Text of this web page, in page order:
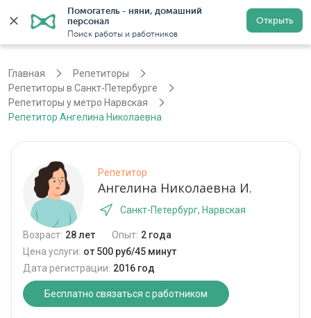
Помогатель - няни, домашний
персонал
Поиск работы и работников
Открыть
Санкт-Петербург Регистрация
Главная
Репетиторы
Репетиторы в Санкт-Петербурге
Репетиторы у метро Нарвская
Репетитор Ангелина Николаевна
Репетитор
Ангелина Николаевна И.
Санкт-Петербург, Нарвская
Возраст: 28 лет Опыт: 2 года
Цена услуги: от 500 руб/45 минут
Дата регистрации: 2016 год
Бесплатно связаться с работником